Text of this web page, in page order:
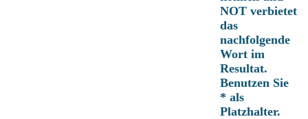
NOT verbietet
das
nachfolgende
Wort im
Resultat.
Benutzen Sie
* als
Platzhalter.